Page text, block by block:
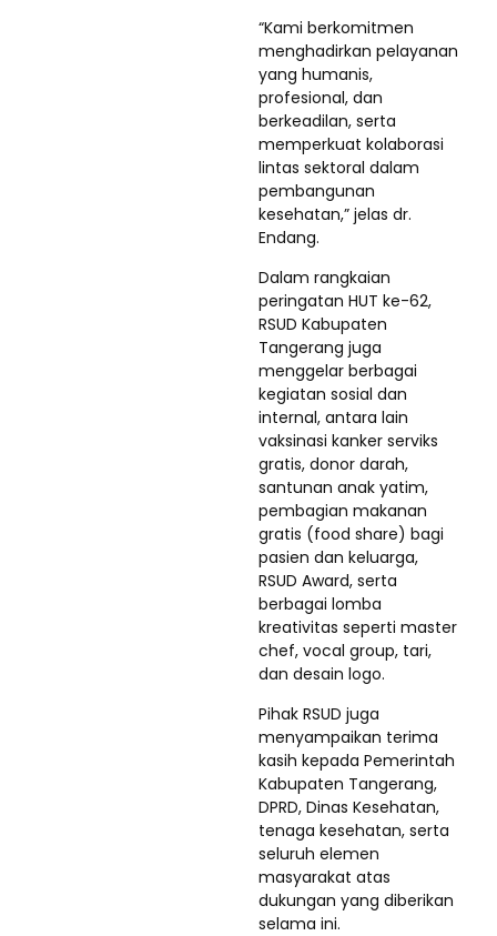
“Kami berkomitmen
menghadirkan pelayanan
yang humanis,
profesional, dan
berkeadilan, serta
memperkuat kolaborasi
lintas sektoral dalam
pembangunan
kesehatan,” jelas dr.
Endang.
Dalam rangkaian
peringatan HUT ke-62,
RSUD Kabupaten
Tangerang juga
menggelar berbagai
kegiatan sosial dan
internal, antara lain
vaksinasi kanker serviks
gratis, donor darah,
santunan anak yatim,
pembagian makanan
gratis (food share) bagi
pasien dan keluarga,
RSUD Award, serta
berbagai lomba
kreativitas seperti master
chef, vocal group, tari,
dan desain logo.
Pihak RSUD juga
menyampaikan terima
kasih kepada Pemerintah
Kabupaten Tangerang,
DPRD, Dinas Kesehatan,
tenaga kesehatan, serta
seluruh elemen
masyarakat atas
dukungan yang diberikan
selama ini.